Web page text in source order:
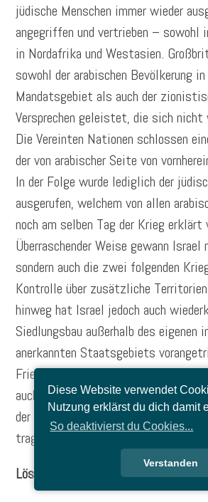
Diese Website verwendet
Nutzung erklärst du dich damit
So deaktivierst du Cookies...
Verstanden
jüdische Menschen immer wieder
angegriffen und vertrieben – sowohl
in Nordafrika und Westasien.
sowohl der arabischen Bevölkerung
Mandatsgebiet als auch der
Versprechen geleistet, die sich nicht
Die Vereinten Nationen schlossen
der von arabischer Seite von
In der Folge wurde lediglich der
ausgerufen, welchem von allen
noch am selben Tag der Krieg erklärt
Überraschender Weise gewann Israel
sondern auch die zwei folgenden
Kontrolle über zusätzliche
hinweg hat Israel jedoch auch
Siedlungsbau außerhalb des eigenen
anerkannten Staatsgebiets
Friedensprozess blockiert. Sowohl
auch auf palästinensischer Seite sind
der Macht und Korruption an der
tragen hat dieses Leid in beiden
Lösungsansätze